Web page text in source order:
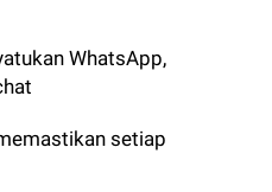
WhatsApp,
setiap